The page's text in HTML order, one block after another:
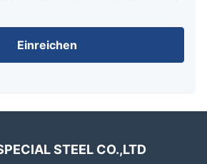
Einreichen
STEEL CO.,LTD